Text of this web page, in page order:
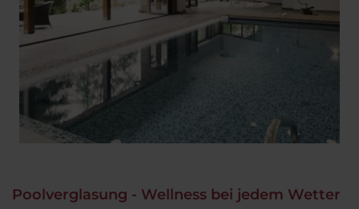
Poolverglasung - Wellness bei jedem Wetter